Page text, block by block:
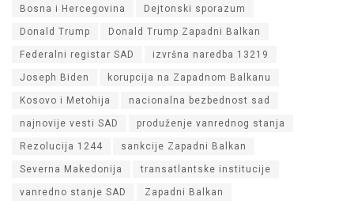
Bosna i Hercegovina Dejtonski sporazum
Donald Trump Donald Trump Zapadni Balkan
Federalni registar SAD izvršna naredba 13219
Joseph Biden korupcija na Zapadnom Balkanu
Kosovo i Metohija nacionalna bezbednost sad
najnovije vesti SAD produženje vanrednog stanja
Rezolucija 1244 sankcije Zapadni Balkan
Severna Makedonija transatlantske institucije
vanredno stanje SAD Zapadni Balkan